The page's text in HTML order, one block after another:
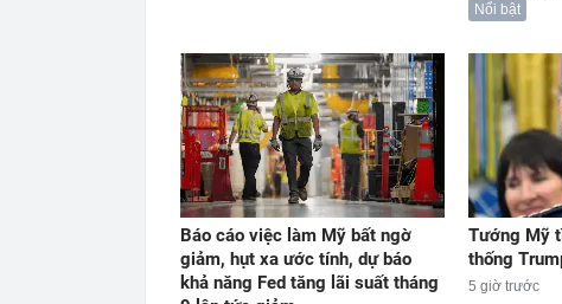
Nổi bật
Báo cáo việc làm Mỹ bất ngờ
giảm, hụt xa ước tính, dự báo
khả năng Fed tăng lãi suất tháng
Tướng Mỹ
thống
5 giờ trước